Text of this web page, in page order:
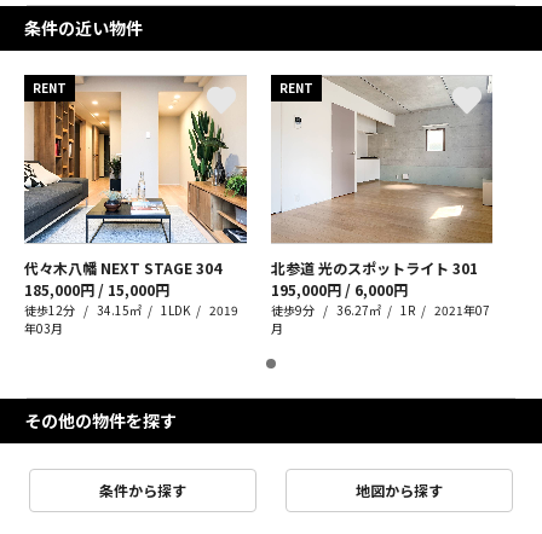
条件の近い物件
RENT
代々木八幡 NEXT STAGE304
185,000円 / 15,000円
徒歩12分 34.15㎡ 1LDK
2019
年03月
RENT
北参道 光のスポットライト 301
195,000円 / 6,000円
徒歩9分 36.27㎡ 1R
2021年07
月
その他の物件を探す
条件から探す 地図から探す